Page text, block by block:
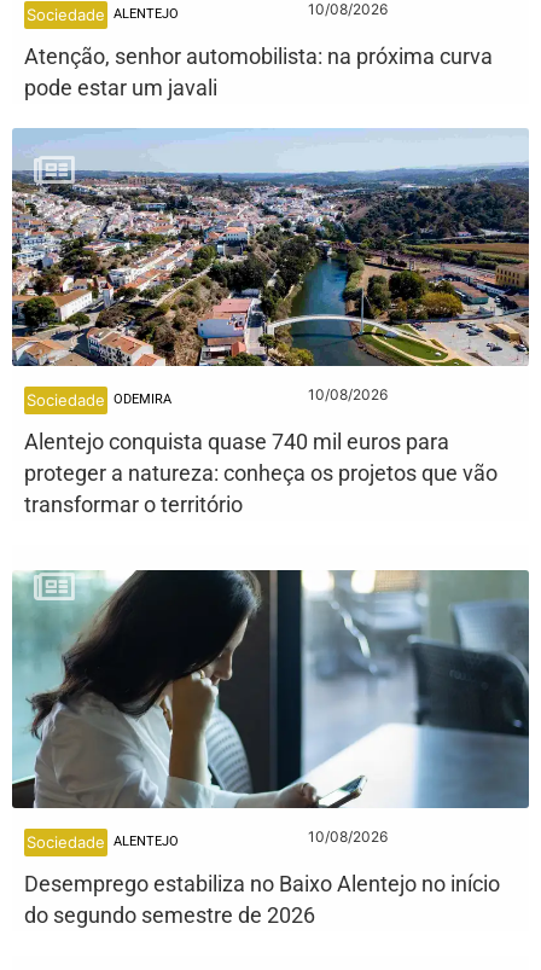
Sociedade ALENTEJO 10/08/2026
Atenção, senhor automobilista: na próxima curva
pode estar um javali
Sociedade ODEMIRA 10/08/2026
Alentejo conquista quase 740 mil euros para
proteger a natureza: conheça os projetos que vão
transformar o território
Sociedade ALENTEJO 10/08/2026
Desemprego estabiliza no Baixo Alentejo no início
do segundo semestre de 2026